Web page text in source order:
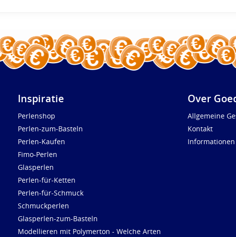
Inspiratie
Perlenshop
Perlen-zum-Basteln
Perlen-Kaufen
Fimo-Perlen
Glasperlen
Perlen-für-Ketten
Perlen-für-Schmuck
Schmuckperlen
Glasperlen-zum-Basteln
Modellieren mit Polymerton - Welche Arten
Over
Allgemeine
Kontakt